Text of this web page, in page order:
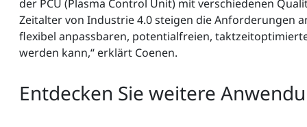
der PCU (Plasma Control Unit) mit verschiedenen
Zeitalter von Industrie 4.0 steigen die Anforderungen
flexibel anpassbaren, potentialfreien,
werden kann,“ erklärt Coenen.
Entdecken Sie weitere